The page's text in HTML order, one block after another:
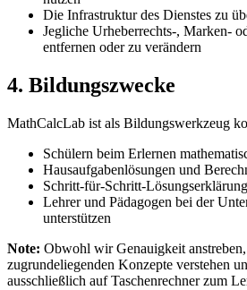
Die Infrastruktur des Dienstes zu
Jegliche Urheberrechts-, Marken-
entfernen oder zu verändern
4. Bildungszwecke
MathCalcLab ist als Bildungswerkzeug
Schülern beim Erlernen
Hausaufgabenlösungen und
Schritt-für-Schritt-
Lehrer und Pädagogen bei der
unterstützen
Note: Obwohl wir Genauigkeit
zugrundeliegenden Konzepte verstehen
ausschließlich auf Taschenrechner zum